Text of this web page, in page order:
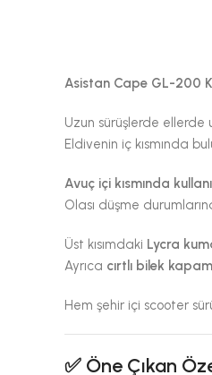
Asistan Cape GL-200
Uzun sürüşlerde ellerde
Eldivenin iç kısmında
Avuç içi kısmında
Olası düşme
Üst kısımdaki Lycra
Ayrıca cırtlı bilek
Hem şehir içi scooter
✅ Öne Çıkan